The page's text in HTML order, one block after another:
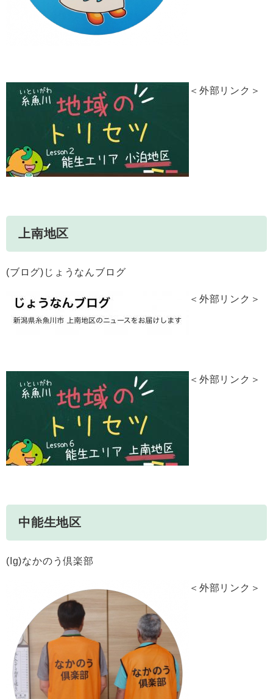
＜外部リンク＞
上南地区
(ブログ)じょうなんブログ
＜外部リンク＞
＜外部リンク＞
中能生地区
(Ig)なかのう倶楽部
＜外部リンク＞